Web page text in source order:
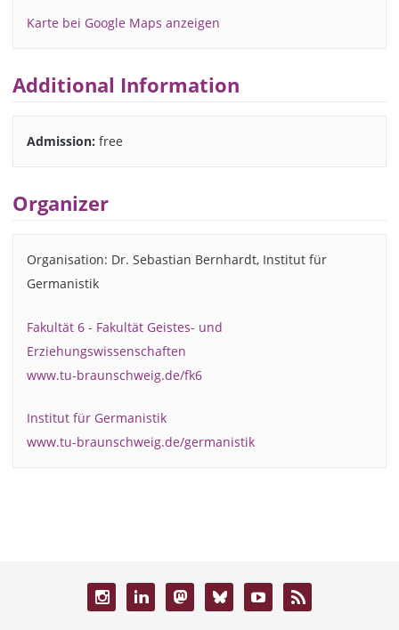
Karte bei Google Maps anzeigen
Additional Information
Admission: free
Organizer
Organisation: Dr. Sebastian Bernhardt, Institut für
Germanistik
Fakultät 6 - Fakultät Geistes- und
Erziehungswissenschaften
www.tu-braunschweig.de/fk6
Institut für Germanistik
www.tu-braunschweig.de/germanistik